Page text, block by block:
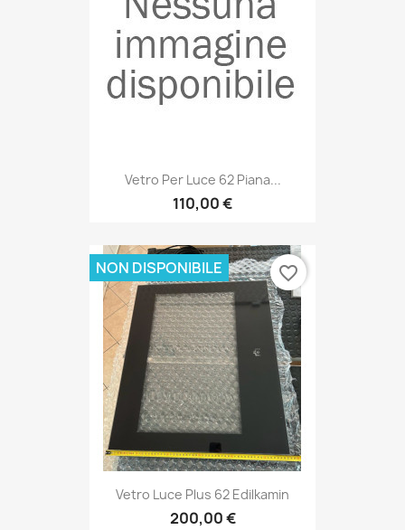
Vetro Per Luce 62 Piana...
110,00 €
Vetro Luce Plus 62 Edilkamin
200,00 €
NON DISPONIBILE favorite_border